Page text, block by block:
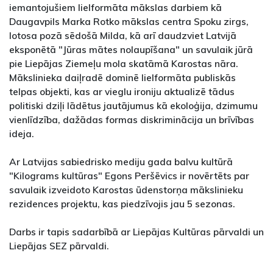
iemantojušiem lielformāta mākslas darbiem kā
Daugavpils Marka Rotko mākslas centra Spoku zirgs,
lotosa pozā sēdošā Milda, kā arī daudzviet Latvijā
eksponētā "Jūras mātes nolaupīšana" un savulaik jūrā
pie Liepājas Ziemeļu mola skatāmā Karostas nāra.
Mākslinieka daiļradē dominē lielformāta publiskās
telpas objekti, kas ar vieglu ironiju aktualizē tādus
politiski dziļi lādētus jautājumus kā ekoloģija, dzimumu
vienlīdzība, dažādas formas diskriminācija un brīvības
ideja.
Ar Latvijas sabiedrisko mediju gada balvu kultūrā
"Kilograms kultūras" Egons Peršēvics ir novērtēts par
savulaik izveidoto Karostas ūdenstorņa mākslinieku
rezidences projektu, kas piedzīvojis jau 5 sezonas.
Darbs ir tapis sadarbībā ar Liepājas Kultūras pārvaldi un
Liepājas SEZ pārvaldi.